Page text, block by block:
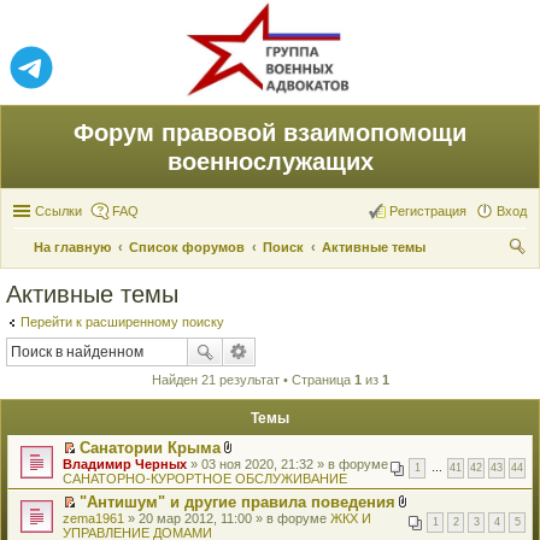
Форум правовой взаимопомощи
военнослужащих
Ссылки FAQ Вход
Регистрация
На главную Список форумов Поиск
Активные темы
Активные темы
Перейти к расширенному поиску
Найден 21 результат • Страница 1 из 1
Темы
П
е
р
е
й
т
Санатории Крыма
В
л
о
ж
е
1 41 42 43 44
Владимир Черных » 03 ноя 2020, 21:32 » в форуме
САНАТОРНО-КУРОРТНОЕ ОБСЛУЖИВАНИЕ
П
е
"Антишум" и другие правила поведения
В
л
1 2 3 4 5
zema1961 » 20 мар 2012, 11:00 » в форуме ЖКХ И
УПРАВЛЕНИЕ ДОМАМИ